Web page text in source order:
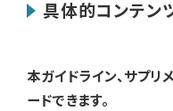
具体的コンテン
本ガイドライン、サプリ
ードできます。